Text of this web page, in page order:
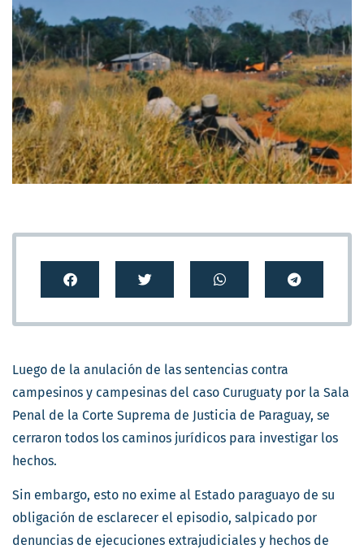
Luego de la anulación de las sentencias contra
campesinos y campesinas del caso Curuguaty por la Sala
Penal de la Corte Suprema de Justicia de Paraguay, se
cerraron todos los caminos jurídicos para investigar los
hechos.
Sin embargo, esto no exime al Estado paraguayo de su
obligación de esclarecer el episodio, salpicado por
denuncias de ejecuciones extrajudiciales y hechos de